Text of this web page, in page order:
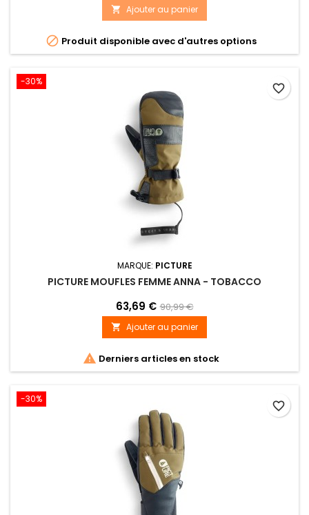
 Ajouter au panier
 Produit disponible avec d'autres options
-30%
MARQUE: PICTURE
PICTURE MOUFLES FEMME ANNA - TOBACCO
63,69 € 90,99 €
 Ajouter au panier
 Derniers articles en stock
favorite_border
-30%
favorite_border